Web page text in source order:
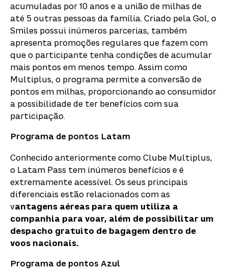
acumuladas por 10 anos e a união de milhas de
até 5 outras pessoas da família.Criado pela Gol, o
Smiles possui inúmeros parcerias, também
apresenta promoções regulares que fazem com
que o participante tenha condições de acumular
mais pontos em menos tempo. Assim como
Multiplus, o programa permite a conversão de
pontos em milhas, proporcionando ao consumidor
a possibilidade de ter benefícios com sua
participação.
Programa de pontos Latam
Conhecido anteriormente como Clube Multiplus,
o Latam Pass tem inúmeros benefícios e é
extremamente acessível.Os seus principais
diferenciais estão relacionados com as
vantagens aéreas para quem utiliza a
companhia para voar, além de possibilitar um
despacho gratuito de bagagem dentro de
voos nacionais.
Programa de pontos Azul